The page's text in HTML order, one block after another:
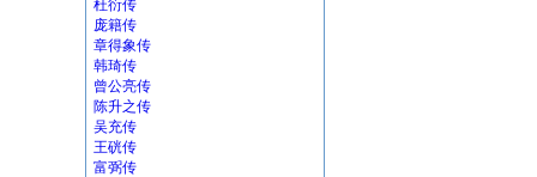
杜衍传
庞籍传
章得象传
韩琦传
曾公亮传
陈升之传
吴充传
王硄传
富弼传